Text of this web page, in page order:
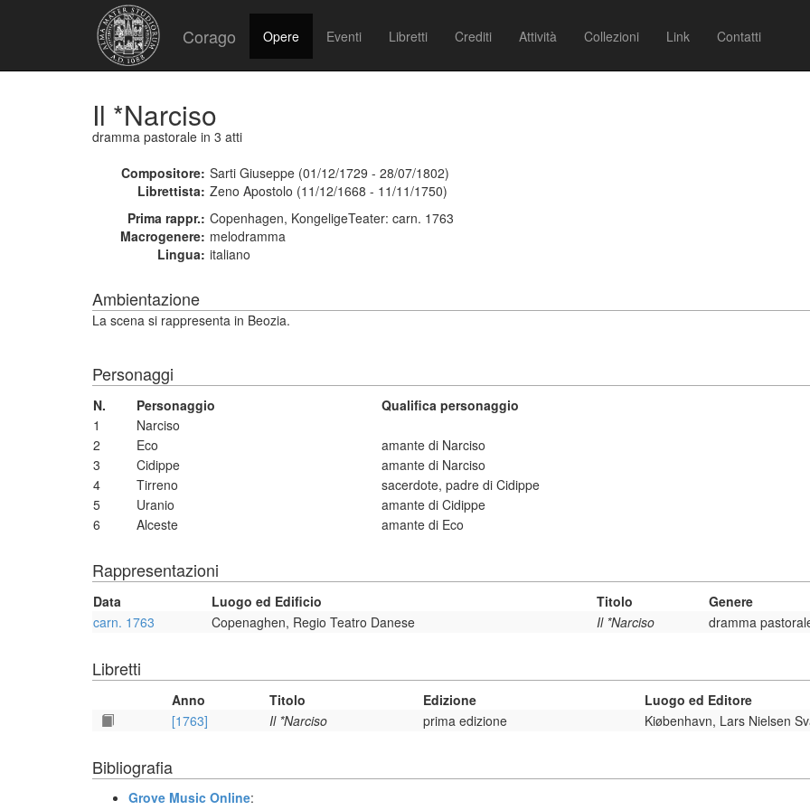
Corago Opere Eventi Libretti Crediti Attività Collezioni Link Contatti
Il *Narciso
dramma pastorale in 3 atti
Compositore: Sarti Giuseppe (01/12/1729 - 28/07/1802)
Librettista: Zeno Apostolo (11/12/1668 - 11/11/1750)
Prima rappr.: Copenhagen, KongeligeTeater: carn. 1763
Macrogenere: melodramma
Lingua: italiano
Ambientazione
La scena si rappresenta in Beozia.
Personaggi
N. Personaggio Qualifica personaggio
1
Narciso
2
Eco amante di Narciso
3
Cidippe amante di Narciso
4
Tirreno sacerdote, padre di Cidippe
5
Uranio amante di Cidippe
6
Alceste amante di Eco
Rappresentazioni
Data Luogo ed Edificio Titolo Genere
carn. 1763
Copenaghen, Regio Teatro Danese Il *Narciso dramma
Libretti
Anno Titolo Edizione
Luogo ed Editore
[1763]
Il *Narciso prima edizione Kiøbenhavn, Lars Nielsen
Bibliografia
Grove Music Online: